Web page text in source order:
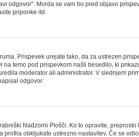
odgovor". Morda se vam bo pred objavo
priponke itd.
Prispevek urejate tako, da za ustrezen
temo pod prispevkom našli besedilo, ki
moderator ali administrator. V slednjem
odgovor.
Nadzorni Plošči. Ko to opravite, preprosto
obkljukate ustrezno nastavitev. Če se